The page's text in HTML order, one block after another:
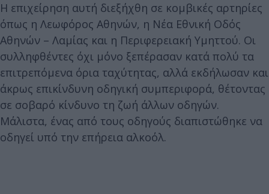
Η επιχείρηση αυτή διεξήχθη σε κομβικές αρτηρίες
όπως η Λεωφόρος Αθηνών, η Νέα Εθνική Οδός
Αθηνών – Λαμίας και η Περιφερειακή Υμηττού. Οι
συλληφθέντες όχι μόνο ξεπέρασαν κατά πολύ τα
επιτρεπόμενα όρια ταχύτητας, αλλά εκδήλωσαν και
άκρως επικίνδυνη οδηγική συμπεριφορά, θέτοντας
σε σοβαρό κίνδυνο τη ζωή άλλων οδηγών.
Μάλιστα, ένας από τους οδηγούς διαπιστώθηκε να
οδηγεί υπό την επήρεια αλκοόλ.